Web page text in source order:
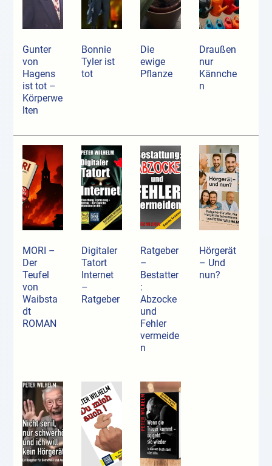
Gunter
von
Hagens
ist tot –
Körperwe
lten
Bonnie
Tyler ist
tot
Die
ewige
Pflanze
Draußen
nur
Kännche
n
MORI –
Der
Teufel
von
Waibsta
dt
ROMAN
Digitaler
Tatort
Internet
–
Ratgeber
Ratgeber
–
Bestatter
:
Abzocke
und
Fehler
vermeide
n
Hörgerät
– Und
nun?